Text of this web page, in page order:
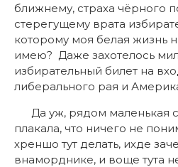
ближнему, страха чёрного
стерегущему врата
которому моя белая жизнь
имею? Даже захотелось
избирательный билет на
либерального рая и
Да уж, рядом маленькая
плакала, что ничего не
хреншо тут делать, ихде
внаморднике, и воще тута